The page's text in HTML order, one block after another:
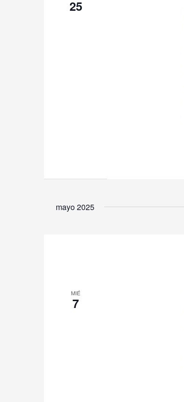
25
mayo 2025
MIÉ
7